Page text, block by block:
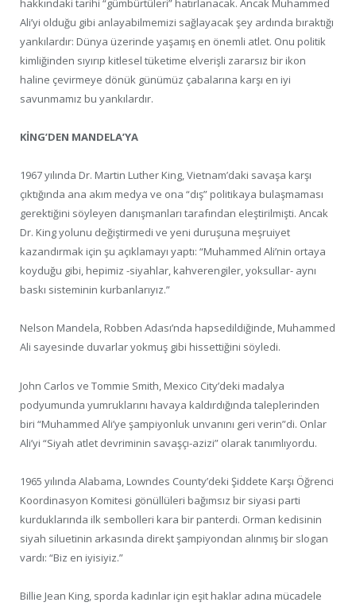
hakkındaki tarihi “gümbürtüleri” hatırlanacak. Ancak Muhammed
Ali’yi olduğu gibi anlayabilmemizi sağlayacak şey ardında bıraktığı
yankılardır: Dünya üzerinde yaşamış en önemli atlet. Onu politik
kimliğinden sıyırıp kitlesel tüketime elverişli zararsız bir ikon
haline çevirmeye dönük günümüz çabalarına karşı en iyi
savunmamız bu yankılardır.
KİNG’DEN MANDELA’YA
1967 yılında Dr. Martin Luther King, Vietnam’daki savaşa karşı
çıktığında ana akım medya ve ona “dış” politikaya bulaşmaması
gerektiğini söyleyen danışmanları tarafından eleştirilmişti. Ancak
Dr. King yolunu değiştirmedi ve yeni duruşuna meşruiyet
kazandırmak için şu açıklamayı yaptı: “Muhammed Ali’nin ortaya
koyduğu gibi, hepimiz -siyahlar, kahverengiler, yoksullar- aynı
baskı sisteminin kurbanlarıyız.”
Nelson Mandela, Robben Adası’nda hapsedildiğinde, Muhammed
Ali sayesinde duvarlar yokmuş gibi hissettiğini söyledi.
John Carlos ve Tommie Smith, Mexico City’deki madalya
podyumunda yumruklarını havaya kaldırdığında taleplerinden
biri “Muhammed Ali’ye şampiyonluk unvanını geri verin”di. Onlar
Ali’yi “Siyah atlet devriminin savaşçı-azizi” olarak tanımlıyordu.
1965 yılında Alabama, Lowndes County’deki Şiddete Karşı Öğrenci
Koordinasyon Komitesi gönüllüleri bağımsız bir siyasi parti
kurduklarında ilk sembolleri kara bir panterdi. Orman kedisinin
siyah siluetinin arkasında direkt şampiyondan alınmış bir slogan
vardı: “Biz en iyisiyiz.”
Billie Jean King, sporda kadınlar için eşit haklar adına mücadele